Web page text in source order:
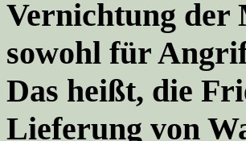
Vernichtung der
sowohl für
Das heißt, die
Lieferung von